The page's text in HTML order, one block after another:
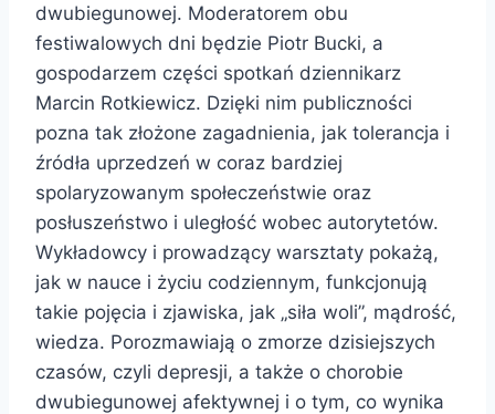
dwubiegunowej. Moderatorem obu
festiwalowych dni będzie Piotr Bucki, a
gospodarzem części spotkań dziennikarz
Marcin Rotkiewicz. Dzięki nim publiczności
pozna tak złożone zagadnienia, jak tolerancja i
źródła uprzedzeń w coraz bardziej
spolaryzowanym społeczeństwie oraz
posłuszeństwo i uległość wobec autorytetów.
Wykładowcy i prowadzący warsztaty pokażą,
jak w nauce i życiu codziennym, funkcjonują
takie pojęcia i zjawiska, jak „siła woli”, mądrość,
wiedza. Porozmawiają o zmorze dzisiejszych
czasów, czyli depresji, a także o chorobie
dwubiegunowej afektywnej i o tym, co wynika